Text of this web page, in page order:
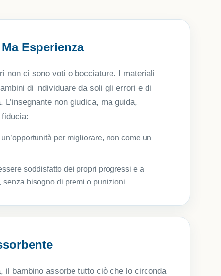
Esperienza
non ci sono voti o bocciature. I materiali
di individuare da soli gli errori e di
L’insegnante non giudica, ma guida,
per migliorare, non come un
soddisfatto dei propri progressi e a
senza bisogno di premi o punizioni.
il bambino assorbe tutto ciò che lo circonda